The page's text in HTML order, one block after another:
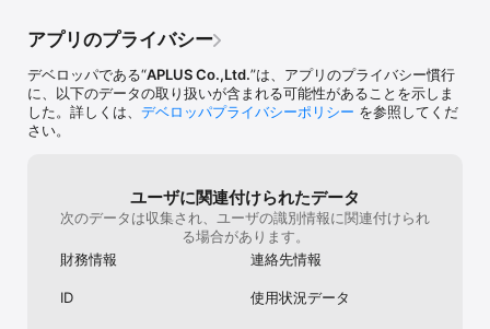
割後払い」でご返済することができ、お買い物にご利用いただけま
す。
また、「スマートクレカ（キャッシング）」は、チャージした金額
をATMで出金することも可能です。
※スマートクレカはアプリ内で発行するアプリ完結型のクレジットカ
ードです
※スマートクレカ新規受付は2026年6月30日をもって終了いたしま
した。
■ことら送金で、お友だちとお金を送りあえる
BANKITからの送金は手数料無料です。
業としても害悪すぎるだろ、これ、 本人確認
書類足りない人は どうしたらいいんですか？
ねえ、、
アプリのプライバシー
デベロッパである“APLUS Co.,Ltd.”は、アプリのプライバシー慣行
に、以下のデータの取り扱いが含まれる可能性があることを示しま
した。詳しくは、 デベロッパプライバシーポリシー を参照してくだ
さい。
ユーザに関連付けられたデータ
次のデータは収集され、ユーザの識別情報に関連付けられ
る場合があります。
財務情報
連絡先情報
ID 使用状況データ